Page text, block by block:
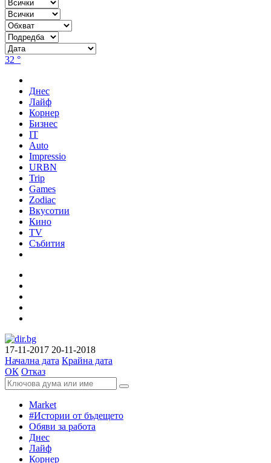
32 °
Днес
Лайф
Корнер
Бизнес
IT
Auto
Impressio
URBN
Trip
Games
Zodiac
Вкусотии
Кино
TV
Събития
17-11-2017 20-11-2018
Начална дата Крайна дата
ОК Отказ
Market
#Истории от бъдещето
Обяви за работа
Днес
Лайф
Корнер